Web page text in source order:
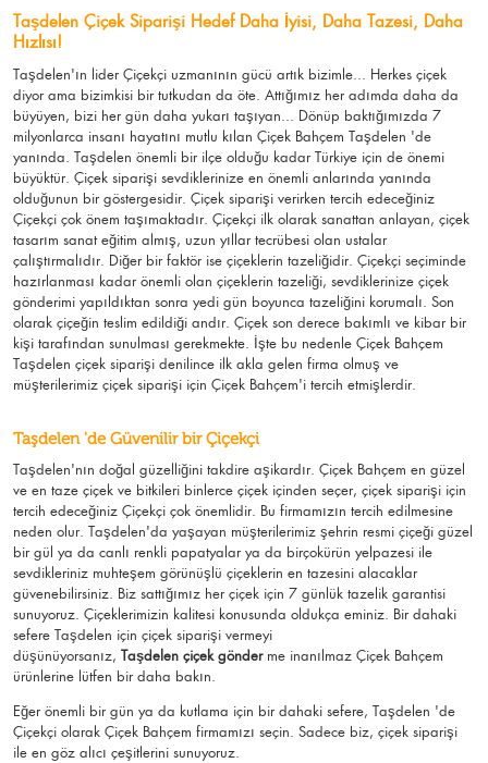
Taşdelen Çiçek Siparişi Hedef Daha İyisi, Daha Tazesi, Daha
Hızlısı!
Taşdelen'ın lider Çiçekçi uzmanının gücü artık bizimle... Herkes çiçek
diyor ama bizimkisi bir tutkudan da öte. Attığımız her adımda daha da
büyüyen, bizi her gün daha yukarı taşıyan... Dönüp baktığımızda 7
milyonlarca insanı hayatını mutlu kılan Çiçek Bahçem Taşdelen 'de
yanında. Taşdelen önemli bir ilçe olduğu kadar Türkiye için de önemi
büyüktür. Çiçek siparişi sevdiklerinize en önemli anlarında yanında
olduğunun bir göstergesidir. Çiçek siparişi verirken tercih edeceğiniz
Çiçekçi çok önem taşımaktadır. Çiçekçi ilk olarak sanattan anlayan, çiçek
tasarım sanat eğitim almış, uzun yıllar tecrübesi olan ustalar
çalıştırmalıdır. Diğer bir faktör ise çiçeklerin tazeliğidir. Çiçekçi seçiminde
hazırlanması kadar önemli olan çiçeklerin tazeliği, sevdiklerinize çiçek
gönderimi yapıldıktan sonra yedi gün boyunca tazeliğini korumalı. Son
olarak çiçeğin teslim edildiği andır. Çiçek son derece bakımlı ve kibar bir
kişi tarafından sunulması gerekmekte. İşte bu nedenle Çiçek Bahçem
Taşdelen çiçek siparişi denilince ilk akla gelen firma olmuş ve
müşterilerimiz çiçek siparişi için Çiçek Bahçem'i tercih etmişlerdir.
Taşdelen 'de Güvenilir bir Çiçekçi
Taşdelen'nın doğal güzelliğini takdire aşikardır. Çiçek Bahçem en güzel
ve en taze çiçek ve bitkileri binlerce çiçek içinden seçer, çiçek siparişi için
tercih edeceğiniz Çiçekçi çok önemlidir. Bu firmamızın tercih edilmesine
neden olur. Taşdelen'da yaşayan müşterilerimiz şehrin resmi çiçeği güzel
bir gül ya da canlı renkli papatyalar ya da birçokürün yelpazesi ile
sevdikleriniz muhteşem görünüşlü çiçeklerin en tazesini alacaklar
güvenebilirsiniz. Biz sattığımız her çiçek için 7 günlük tazelik garantisi
sunuyoruz. Çiçeklerimizin kalitesi konusunda oldukça eminiz. Bir dahaki
sefere Taşdelen için çiçek siparişi vermeyi
düşünüyorsanız, Taşdelen çiçek gönderme inanılmaz Çiçek Bahçem
ürünlerine lütfen bir daha bakın.
Eğer önemli bir gün ya da kutlama için bir dahaki sefere, Taşdelen 'de
Çiçekçi olarak Çiçek Bahçem firmamızı seçin. Sadece biz, çiçek siparişi
ile en göz alıcı çeşitlerini sunuyoruz.